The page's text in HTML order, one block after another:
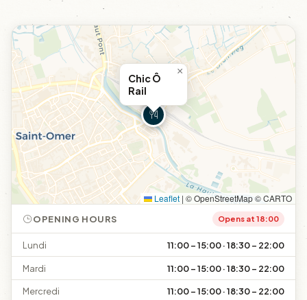
Chic Ô
Rail
×
Leaflet | © OpenStreetMap © CARTO
OPENING HOURS Opens at 18:00
Lundi 11:00 – 15:00 · 18:30 – 22:00
Mardi 11:00 – 15:00 · 18:30 – 22:00
Mercredi 11:00 – 15:00 · 18:30 – 22:00